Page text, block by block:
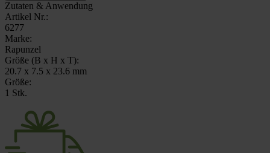
Zutaten & Anwendung
Artikel Nr.:
6277
Marke:
Rapunzel
Größe (B x H x T):
20.7 x 7.5 x 23.6 mm
Größe:
1 Stk.